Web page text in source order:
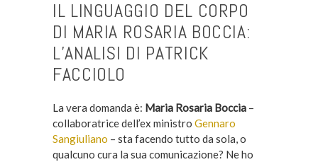
IL LINGUAGGIO DEL CORPO
DI MARIA ROSARIA BOCCIA:
L’ANALISI DI PATRICK
FACCIOLO
La vera domanda è: Maria Rosaria Boccia–
collaboratrice dell’ex ministro Gennaro
Sangiuliano – sta facendo tutto da sola, o
qualcuno cura la sua comunicazione? Ne ho